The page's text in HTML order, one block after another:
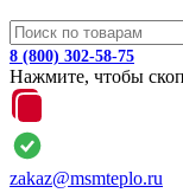
8 (800) 302-58-75
Нажмите, чтобы
zakaz@msmteplo.ru